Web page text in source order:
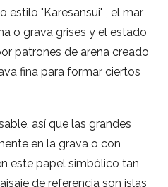
estilo "Karesansui" , el mar
o grava grises y el estado
patrones de arena creado
fina para formar ciertos
así que las grandes
en la grava o con
este papel simbólico tan
de referencia son islas